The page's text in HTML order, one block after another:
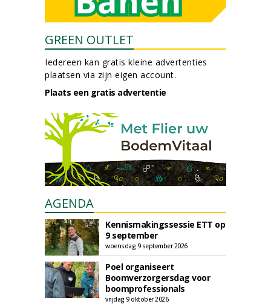
GREEN OUTLET
Iedereen kan gratis kleine advertenties
plaatsen via zijn eigen account.
Plaats een gratis advertentie
AGENDA
Kennismakingssessie ETT op
9 september
woensdag 9 september 2026
Poel organiseert
Boomverzorgersdag voor
boomprofessionals
vrijdag 9 oktober 2026